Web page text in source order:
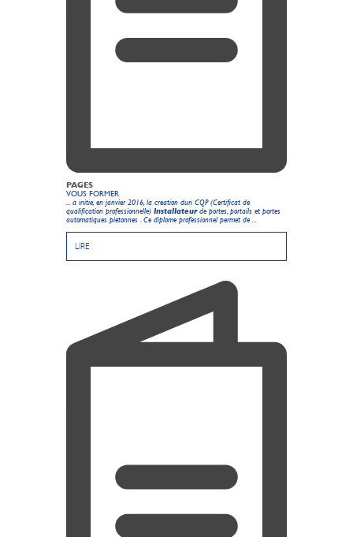
PAGES
VOUS FORMER
... a initie, en janvier 2016, la creation dun CQP (Certificat de
qualification professionnelle) Installateurde portes, portails et portes
automatiques pietonnes . Ce diplome professionnel permet de ...
LIRE